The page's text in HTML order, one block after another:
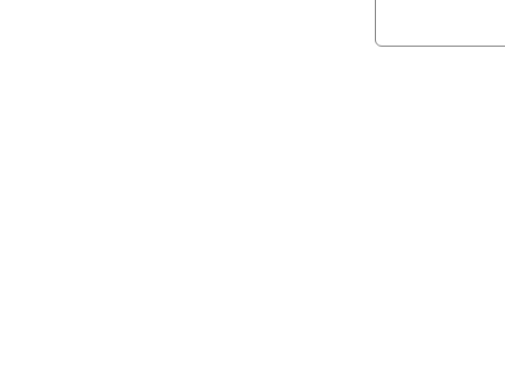
競技最終日の最終SS20を迎えた時点